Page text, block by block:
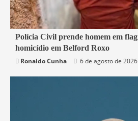
2 min read
Belford Roxo
Segurança
Polícia Civil prende homem em
homicídio em Belford Roxo
Ronaldo Cunha
6 de agosto de 2026